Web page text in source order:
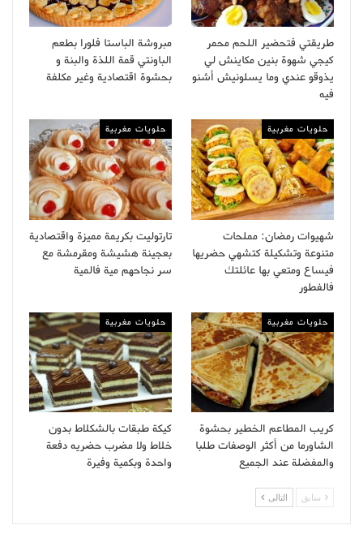
طريقتي فتحضير اللحم محمر
كيجي شهوة بنين مكاينش لي
يذوقو عندي وما يسلونيش أشنو
فيه
مبروشة الباستا فلورا بطعم
الباونتي قمة اللذة والبنة و
بحشوة اقتصادية وغير مكلفة
حلويات مغربية
شهيوات رمضان: مملحات
متنوعة وتشكيلة كتشهي حضريها
فيساع ومتعي بها عائلتك
فالفطور
حلويات مغربية
تارتوليت بكريمة مميزة واقتصادية
بعجينة هشيشة ومقرمشة مع
سر نجاحهم مية فالمية
حلويات مغربية
كريب المطاعم الخطير بحشوة
الشاورما من أكثر الوصفات طلبا
والمفضلة عند الجميع
حلويات مغربية
كيكة طبقات بالشكلاط بدون
خلاط ولا مضرب حضريه دفعة
واحدة وبكمية وفيرة
سابق التالى